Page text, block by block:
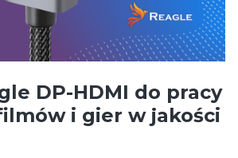
DP-HDMI do pracy
i gier w jakości